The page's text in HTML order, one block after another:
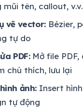
mũi tên, callout, v.v.
vẽ vector:Bézier,
tự do
PDF:Mở file PDF,
chú thích, lưu lại
ảnh: Insert
tự động